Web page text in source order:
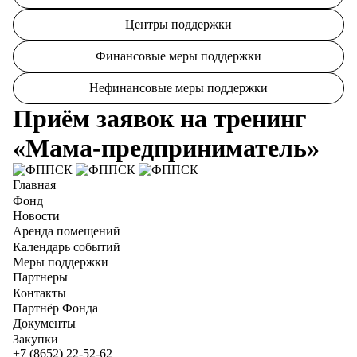
Центры поддержки
Финансовые меры поддержки
Нефинансовые меры поддержки
Приём заявок на тренинг
«Мама-предприниматель»
Главная
Фонд
Новости
Аренда помещений
Календарь событий
Меры поддержки
Партнеры
Контакты
Партнёр Фонда
Документы
Закупки
+7 (8652) 22-52-62